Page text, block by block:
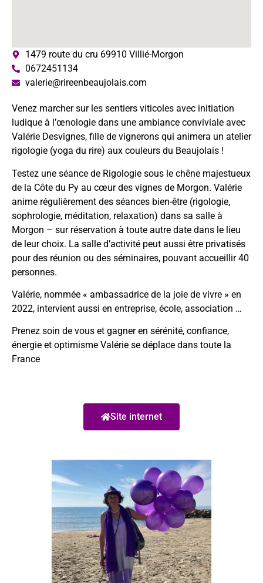
1479 route du cru 69910 Villié-Morgon
0672451134
valerie@rireenbeaujolais.com
Venez marcher sur les sentiers viticoles avec initiation
ludique à l’œnologie dans une ambiance conviviale avec
Valérie Desvignes, fille de vignerons qui animera un atelier
rigologie (yoga du rire) aux couleurs du Beaujolais !
Testez une séance de Rigologie sous le chêne majestueux
de la Côte du Py au cœur des vignes de Morgon. Valérie
anime régulièrement des séances bien-être (rigologie,
sophrologie, méditation, relaxation) dans sa salle à
Morgon – sur réservation à toute autre date dans le lieu
de leur choix. La salle d’activité peut aussi être privatisés
pour des réunion ou des séminaires, pouvant accueillir 40
personnes.
Valérie, nommée « ambassadrice de la joie de vivre » en
2022, intervient aussi en entreprise, école, association …
Prenez soin de vous et gagner en sérénité, confiance,
énergie et optimisme Valérie se déplace dans toute la
France
Site internet